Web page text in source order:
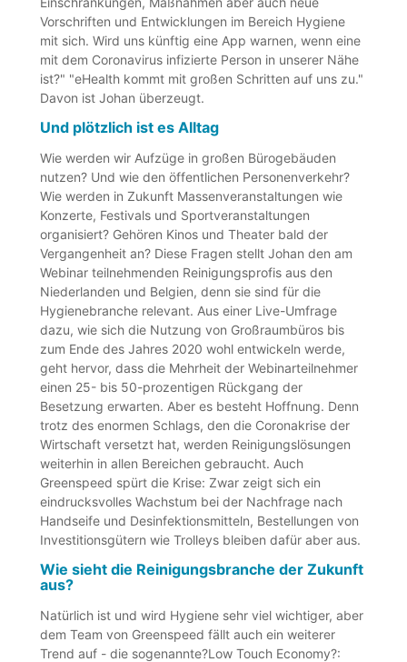
Vorschriften und Entwicklungen im Bereich Hygiene
mit sich. Wird uns künftig eine App warnen, wenn eine
mit dem Coronavirus infizierte Person in unserer Nähe
ist?" "eHealth kommt mit großen Schritten auf uns zu."
Davon ist Johan überzeugt.
Und plötzlich ist es Alltag
Wie werden wir Aufzüge in großen Bürogebäuden
nutzen? Und wie den öffentlichen Personenverkehr?
Wie werden in Zukunft Massenveranstaltungen wie
Konzerte, Festivals und Sportveranstaltungen
organisiert? Gehören Kinos und Theater bald der
Vergangenheit an? Diese Fragen stellt Johan den am
Webinar teilnehmenden Reinigungsprofis aus den
Niederlanden und Belgien, denn sie sind für die
Hygienebranche relevant. Aus einer Live-Umfrage
dazu, wie sich die Nutzung von Großraumbüros bis
zum Ende des Jahres 2020 wohl entwickeln werde,
geht hervor, dass die Mehrheit der Webinarteilnehmer
einen 25- bis 50-prozentigen Rückgang der
Besetzung erwarten. Aber es besteht Hoffnung. Denn
trotz des enormen Schlags, den die Coronakrise der
Wirtschaft versetzt hat, werden Reinigungslösungen
weiterhin in allen Bereichen gebraucht. Auch
Greenspeed spürt die Krise: Zwar zeigt sich ein
eindrucksvolles Wachstum bei der Nachfrage nach
Handseife und Desinfektionsmitteln, Bestellungen von
Investitionsgütern wie Trolleys bleiben dafür aber aus.
Wie sieht die Reinigungsbranche der Zukunft
aus?
Natürlich ist und wird Hygiene sehr viel wichtiger, aber
dem Team von Greenspeed fällt auch ein weiterer
Trend auf - die sogenannte?Low Touch Economy?: